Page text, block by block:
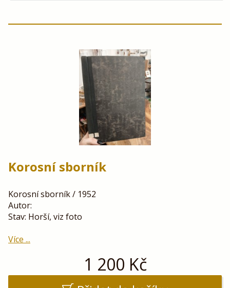
Korosní sborník
Korosní sborník / 1952
Autor:
Stav: Horší, viz foto
Více ...
1 200 Kč